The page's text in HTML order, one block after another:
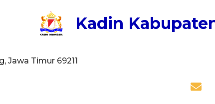
Kadin
Jawa Timur 69211